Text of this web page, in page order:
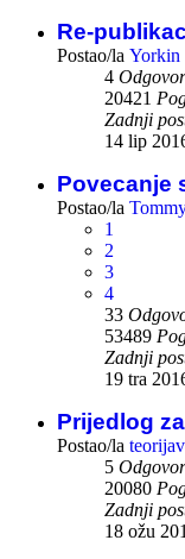
Re-
Postao/la Yorkin
4
20421
Zadnji
14 lip
Povecanje
Postao/la
1
2
3
4
33
53489
Zadnji
19 tra
Prijedlog
Postao/la
5
20080
Zadnji
18 ožu